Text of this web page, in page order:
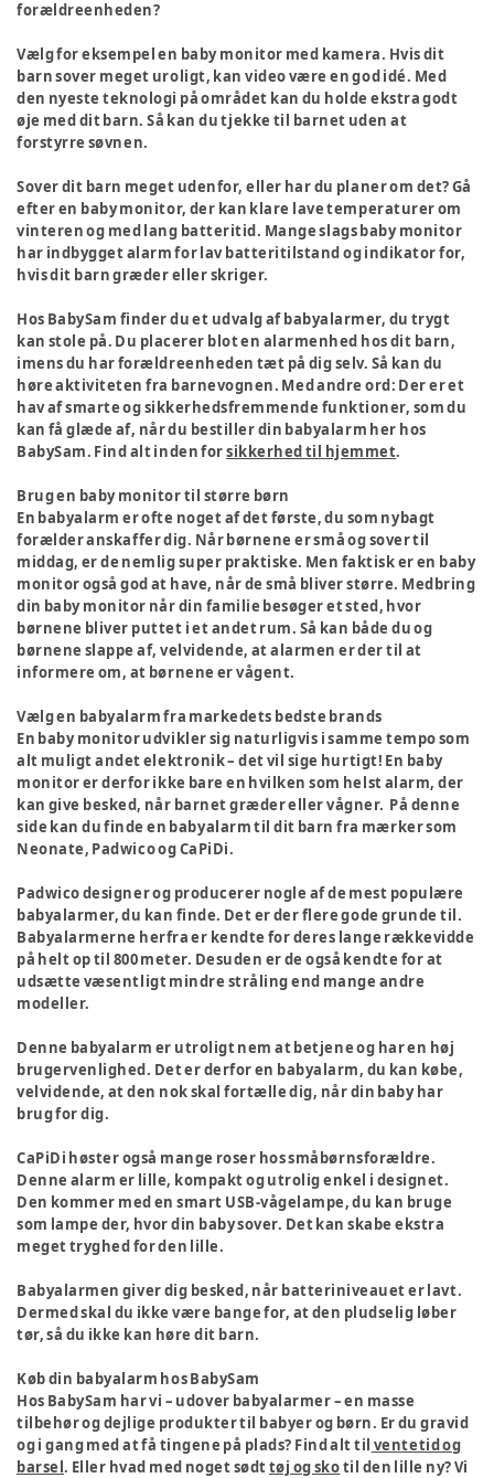
forældreenheden?
Vælg for eksempel en baby monitor med kamera. Hvis dit
barn sover meget uroligt, kan video være en god idé. Med
den nyeste teknologi på området kan du holde ekstra godt
øje med dit barn. Så kan du tjekke til barnet uden at
forstyrre søvnen.
Sover dit barn meget udenfor, eller har du planer om det? Gå
efter en baby monitor, der kan klare lave temperaturer om
vinteren og med lang batteritid. Mange slags baby monitor
har indbygget alarm for lav batteritilstand og indikator for,
hvis dit barn græder eller skriger.
Hos BabySam finder du et udvalg af babyalarmer, du trygt
kan stole på. Du placerer blot en alarmenhed hos dit barn,
imens du har forældreenheden tæt på dig selv. Så kan du
høre aktiviteten fra barnevognen. Med andre ord: Der er et
hav af smarte og sikkerhedsfremmende funktioner, som du
kan få glæde af, når du bestiller din babyalarm her hos
BabySam. Find alt inden forsikkerhed til hjemmet.
Brug en baby monitor til større børn
En babyalarm er ofte noget af det første, du som nybagt
forælder anskaffer dig. Når børnene er små og sover til
middag, er de nemlig super praktiske. Men faktisk er en baby
monitor også god at have, når de små bliver større. Medbring
din baby monitor når din familie besøger et sted, hvor
børnene bliver puttet i et andet rum. Så kan både du og
børnene slappe af, velvidende, at alarmen er der til at
informere om, at børnene er vågent.
Vælg en babyalarm fra markedets bedste brands
En baby monitor udvikler sig naturligvis i samme tempo som
alt muligt andet elektronik – det vil sige hurtigt! En baby
monitor er derfor ikke bare en hvilken som helst alarm, der
kan give besked, når barnet græder eller vågner. På denne
side kan du finde en babyalarm til dit barn fra mærker som
Neonate, Padwico og CaPiDi.
Padwicodesigner og producerer nogle af de mest populære
babyalarmer, du kan finde. Det er der flere gode grunde til.
Babyalarmerne herfra er kendte for deres lange rækkevidde
på helt op til 800 meter. Desuden er de også kendte for at
udsætte væsentligt mindre stråling end mange andre
modeller.
Denne babyalarm er utroligt nem at betjene og har en høj
brugervenlighed. Det er derfor en babyalarm, du kan købe,
velvidende, at den nok skal fortælle dig, når din baby har
brug for dig.
CaPiDi høster også mange roser hos småbørnsforældre.
Denne alarm er lille, kompakt og utrolig enkel i designet.
Den kommer med en smart USB-vågelampe, du kan bruge
som lampe der, hvor din baby sover. Det kan skabe ekstra
meget tryghed for den lille.
Babyalarmen giver dig besked, når batteriniveauet er lavt.
Dermed skal du ikke være bange for, at den pludselig løber
tør, så du ikke kan høre dit barn.
Køb din babyalarm hos BabySam
Hos BabySam har vi – udover babyalarmer – en masse
tilbehør og dejlige produkter til babyer og børn. Er du gravid
og i gang med at få tingene på plads? Find alt til ventetid og
barsel. Eller hvad med noget sødttøj og skotil den lille ny? Vi